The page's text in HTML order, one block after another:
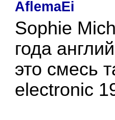
AflemaEi
Sophie
года
это смесь
electronic